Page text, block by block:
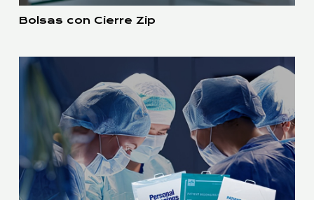
Bolsas con Cierre Zip